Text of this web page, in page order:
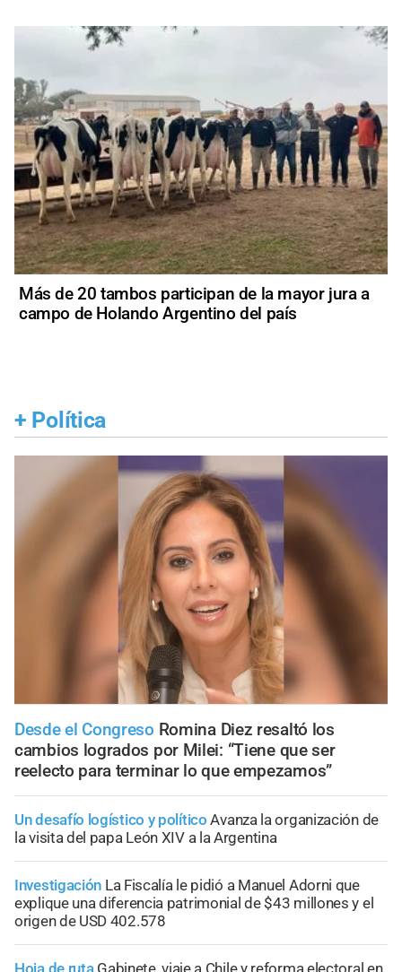
Más de 20 tambos participan de la mayor jura a
campo de Holando Argentino del país
+ Política
Desde el Congreso Romina Diez resaltó los
cambios logrados por Milei: “Tiene que ser
reelecto para terminar lo que empezamos”
Un desafío logístico y político Avanza la organización de
la visita del papa León XIV a la Argentina
Investigación La Fiscalía le pidió a Manuel Adorni que
explique una diferencia patrimonial de $43 millones y el
origen de USD 402.578
Hoja de ruta Gabinete, viaje a Chile y reforma electoral en